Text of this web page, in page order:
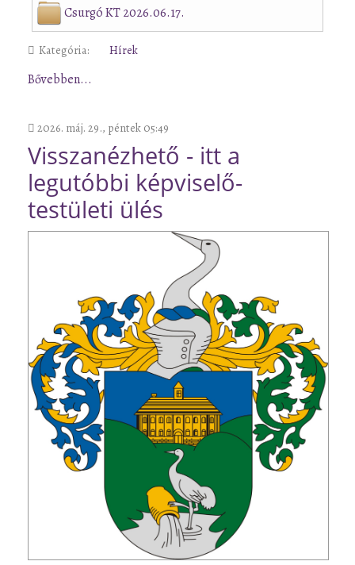
Csurgó KT 2026.06.17.
Kategória: Hírek
Bővebben...
2026. máj. 29., péntek 05:49
Visszanézhető - itt a
legutóbbi képviselő-
testületi ülés